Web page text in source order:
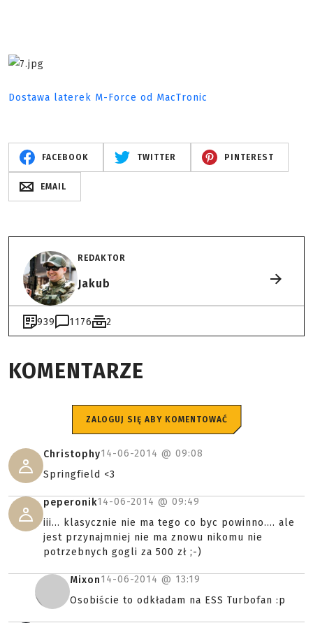
Dostawa laterek M-Force od MacTronic
FACEBOOK TWITTER PINTEREST
EMAIL
REDAKTOR
Jakub
939 1176 2
KOMENTARZE
ZALOGUJ SIĘ ABY KOMENTOWAĆ
Christophy14-06-2014 @ 09:08
Springfield <3
peperonik14-06-2014 @ 09:49
iii... klasycznie nie ma tego co byc powinno.... ale
jest przynajmniej nie ma znowu nikomu nie
potrzebnych gogli za 500 zł ;-)
Mixon14-06-2014 @ 13:19
Osobiście to odkładam na ESS Turbofan :p